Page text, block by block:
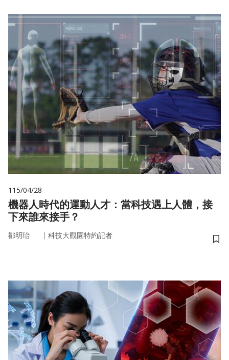
115/04/28
機器人時代的運動人才：當科技遇上人體，接
下來誰來接手？
鄒明珆 ｜ 科技大觀園特約記者
儲